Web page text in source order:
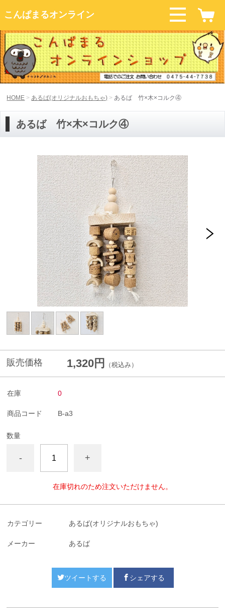
こんぱまるオンライン
HOME あるば(オリジナルおもちゃ) あるば 竹×木×コルク④
あるば 竹×木×コルク④
販売価格 1,320円 （税込み）
在庫 0
商品コード B-a3
数量
- +
在庫切れのため注文いただけません。
カテゴリー あるば(オリジナルおもちゃ)
メーカー あるば
ツイートする シェアする